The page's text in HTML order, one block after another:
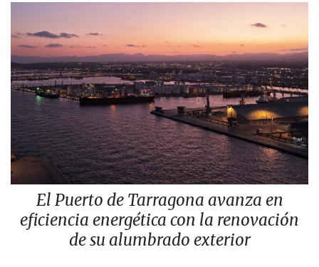
El Puerto de Tarragona avanza en
eficiencia energética con la renovación
de su alumbrado exterior